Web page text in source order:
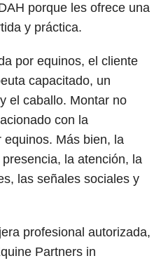
porque les ofrece una
y práctica.
por equinos, el cliente
capacitado, un
el caballo. Montar no
con la
Más bien, la
la atención, la
las señales sociales y
profesional autorizada,
Partners in